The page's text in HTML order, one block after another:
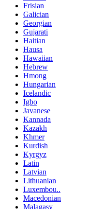
Frisian
Galician
Georgian
Gujarati
Haitian
Hausa
Hawaiian
Hebrew
Hmong
Hungarian
Icelandic
Igbo
Javanese
Kannada
Kazakh
Khmer
Kurdish
Kyrgyz
Latin
Latvian
Lithuanian
Luxembou..
Macedonian
Malagasy